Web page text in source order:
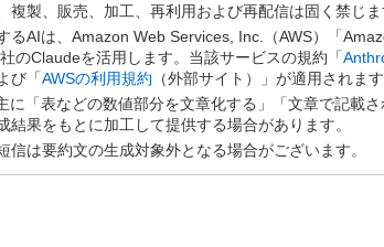
複製、販売、加工、再利用および再配信は固く禁じま
るAIは、Amazon Web Services, Inc.（AWS）「
のClaudeを活用します。当該サービスの規約「
び「AWSの利用規約 （外部サイト）」が適用されます
に「表などの数値部分を文章化する」「文章で記載
結果をもとに加工して提供する場合があります。
信は要約文の生成対象外となる場合がございます。